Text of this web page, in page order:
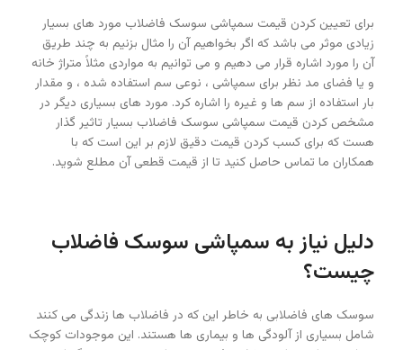
برای تعیین کردن قیمت سمپاشی سوسک فاضلاب مورد های بسیار
زیادی موثر می باشد که اگر بخواهیم آن را مثال بزنیم به چند طریق
آن را مورد اشاره قرار می دهیم و می توانیم به مواردی مثلاً متراژ خانه
و یا فضای مد نظر برای سمپاشی ، نوعی سم استفاده شده ، و مقدار
بار استفاده از سم ها و غیره را اشاره کرد. مورد های بسیاری دیگر در
مشخص کردن قیمت سمپاشی سوسک فاضلاب بسیار تاثیر گذار
هست که برای کسب کردن قیمت دقیق لازم بر این است که با
همکاران ما تماس حاصل کنید تا از قیمت قطعی آن مطلع شوید.
دلیل نیاز به سمپاشی سوسک فاضلاب
چیست؟
سوسک های فاضلابی به خاطر این که در فاضلاب ها زندگی می کنند
شامل بسیاری از آلودگی ها و بیماری ها هستند. این موجودات کوچک